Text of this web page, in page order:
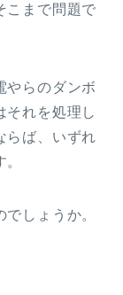
こまで問題で
やらのダンボ
それを処理し
らば、いずれ
しょうか。